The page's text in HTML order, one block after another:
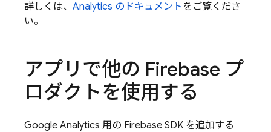
詳しくは、 Analytics のドキュメントをご覧くださ
い。
アプリで他の Firebase プ
ロダクトを使用する
Google Analytics 用の Firebase SDK を追加する